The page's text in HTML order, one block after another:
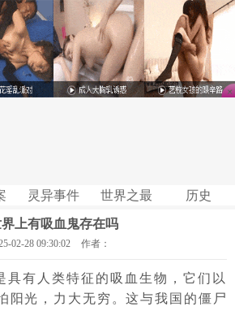
灵异事件 世界之最 历史
上有吸血鬼存在吗
02-28 09:30:02 作者：
具有人类特征的吸血生物，它们以
阳光，力大无穷。这与我国的僵尸